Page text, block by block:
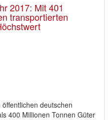
2017: Mit 401
transportierten
deutschen
400 Millionen Tonnen Güter